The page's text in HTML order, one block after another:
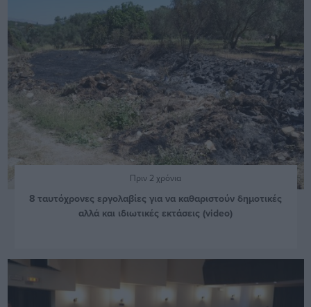
Πριν 2 χρόνια
8 ταυτόχρονες εργολαβίες για να καθαριστούν δημοτικές
αλλά και ιδιωτικές εκτάσεις (video)